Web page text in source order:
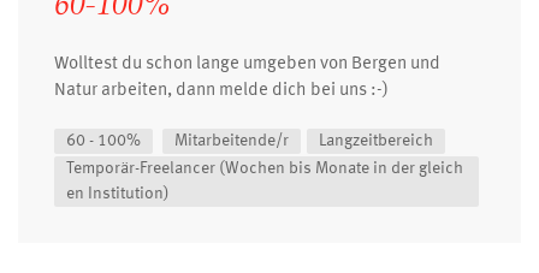
60-100%
Wolltest du schon lange umgeben von Bergen und
Natur arbeiten, dann melde dich bei uns :-)
60 - 100% Mitarbeitende/r
Langzeitbereich
Temporär-Freelancer (Wochen bis Monate in der gleich
en Institution)